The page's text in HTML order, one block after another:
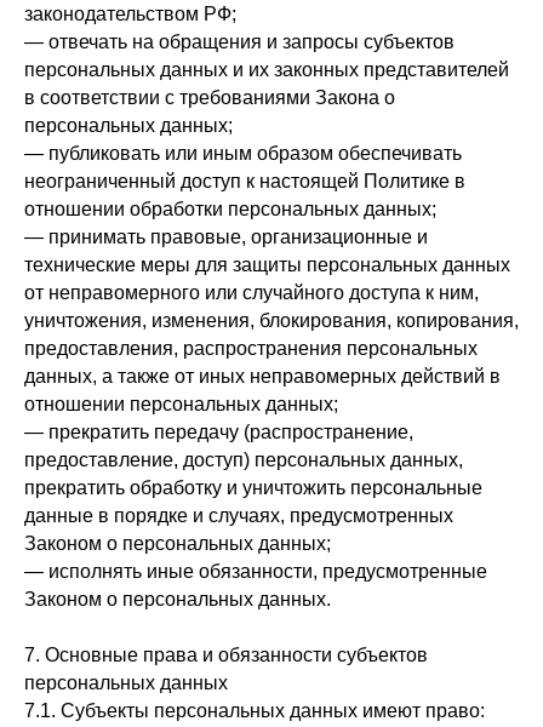
законодательством РФ;
— отвечать на обращения и запросы субъектов
персональных данных и их законных представителей
в соответствии с требованиями Закона о
персональных данных;
— публиковать или иным образом обеспечивать
неограниченный доступ к настоящей Политике в
отношении обработки персональных данных;
— принимать правовые, организационные и
технические меры для защиты персональных данных
от неправомерного или случайного доступа к ним,
уничтожения, изменения, блокирования, копирования,
предоставления, распространения персональных
данных, а также от иных неправомерных действий в
отношении персональных данных;
— прекратить передачу (распространение,
предоставление, доступ) персональных данных,
прекратить обработку и уничтожить персональные
данные в порядке и случаях, предусмотренных
Законом о персональных данных;
— исполнять иные обязанности, предусмотренные
Законом о персональных данных.
7. Основные права и обязанности субъектов
персональных данных
7.1. Субъекты персональных данных имеют право: